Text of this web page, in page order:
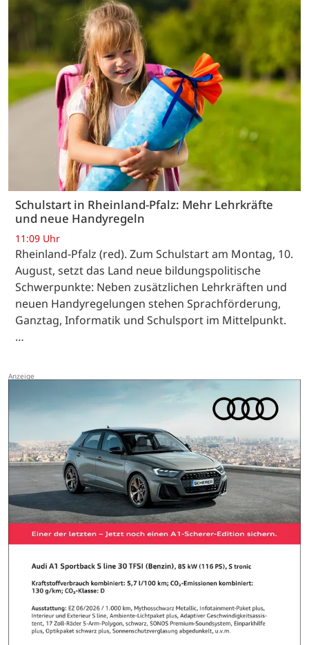
Schulstart in Rheinland-Pfalz: Mehr Lehrkräfte
und neue Handyregeln
11:09 Uhr
Rheinland-Pfalz (red). Zum Schulstart am Montag, 10.
August, setzt das Land neue bildungspolitische
Schwerpunkte: Neben zusätzlichen Lehrkräften und
neuen Handyregelungen stehen Sprachförderung,
Ganztag, Informatik und Schulsport im Mittelpunkt.
…